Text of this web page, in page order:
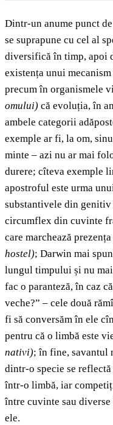
Dintr-un anume punct
se suprapune cu cel al
diversifică în timp, apoi
existența unui
precum în organismele
omului) că evoluția, în
ambele categorii
exemple ar fi, la om,
minte – azi nu ar mai
durere; cîteva exemple
apostroful este urma
substantivele din
circumflex din cuvinte
care marchează
hostel); Darwin mai
lungul timpului și nu
fac o paranteză, în caz
veche?” – cele două
fi să conversăm în ele
pentru că o limbă este
nativi); în fine, savantul
dintr-o specie se
într-o limbă, iar
între cuvinte sau
ele.